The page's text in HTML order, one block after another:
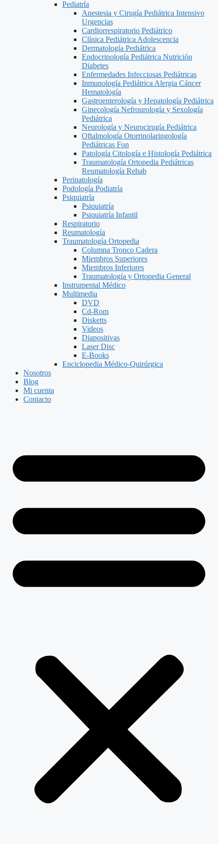
Pediatría
Anestesia y Cirugía Pediátrica Intensivo
Urgencias
Cardiorrespiratorio Pediátrico
Clínica Pediátrica Adolescencia
Dermatología Pediátrica
Endocrinología Pediátrica Nutrición
Diabetes
Enfermedades Infecciosas Pediátricas
Inmunología Pediátrica Alergia Cáncer
Hematología
Gastroenterología y Hepatología Pediátrica
Ginecología Nefrourología y Sexología
Pediátrica
Neurología y Neurocirugía Pediátrica
Oftalmología Otorrinolaringología
Pediátricas Fon
Patología Citología e Histología Pediátrica
Traumatología Ortopedia Pediátricas
Reumatología Rehab
Perinatología
Podología Podiatría
Psiquiatría
Psiquiatría
Psiquiatría Infantil
Respiratorio
Reumatología
Traumatología Ortopedia
Columna Tronco Cadera
Miembros Superiores
Miembros Inferiores
Traumatología y Ortopedia General
Instrumental Médico
Multimedia
DVD
Cd-Rom
Disketts
Videos
Diapositivas
Laser Disc
E-Books
Enciclopedia Médico-Quirúrgica
Nosotros
Blog
Mi cuenta
Contacto